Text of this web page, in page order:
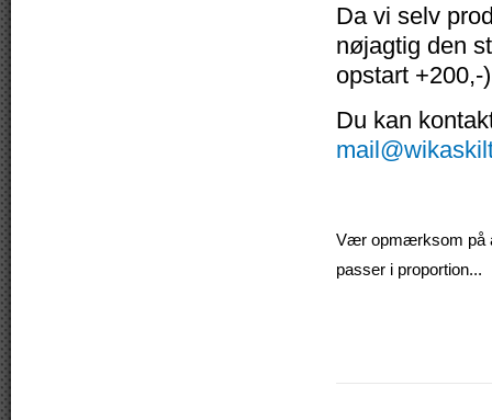
Da vi selv
nøjagtig den
opstart +200,-
Du kan
Vær opmærksom på
passer i proportion...